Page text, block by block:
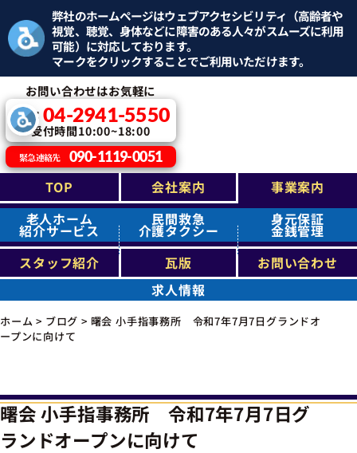
弊社のホームページはウェブアクセシビリティ（高齢者や
視覚、聴覚、身体などに障害のある人々がスムーズに利用
可能）に対応しております。
マークをクリックすることでご利用いただけます。
お問い合わせはお気軽に
TEL：04-2941-5550
受付時間10:00~18:00
緊急連絡先 090-1119-0051
TOP 会社案内
事業案内
老人ホーム
紹介サービス
民間救急
介護タクシー
身元保証
金銭管理
スタッフ紹介
瓦版
お問い合わせ
求人情報
ホーム > ブログ > 曙会 小手指事務所 令和7年7月7日グランドオ
ープンに向けて
曙会 小手指事務所 令和7年7月7日グ
ランドオープンに向けて